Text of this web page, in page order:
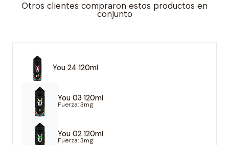
Otros clientes compraron estos productos en
conjunto
You 24 120ml
You 03 120ml
Fuerza: 3mg
You 02 120ml
Fuerza: 3mg